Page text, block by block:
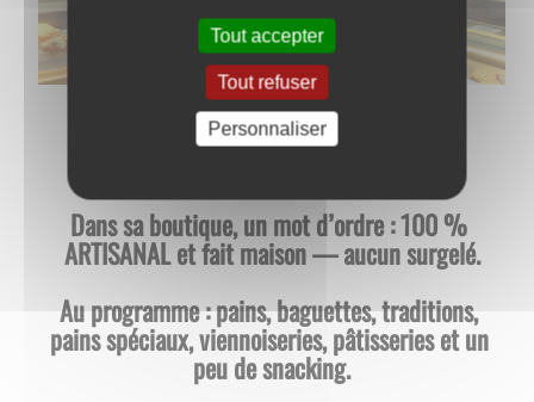
Dans sa boutique, un mot d’ordre : 100 %
ARTISANAL et fait maison — aucun surgelé.
Au programme : pains, baguettes, traditions,
pains spéciaux, viennoiseries, pâtisseries et un
peu de snacking.
Tout accepter
Tout refuser
Personnaliser